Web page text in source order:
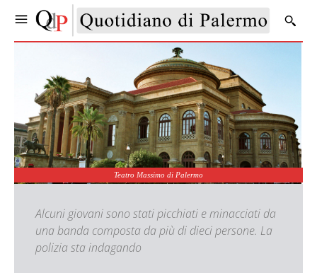
Teatro Massimo di Palermo
Alcuni giovani sono stati picchiati e minacciati da
una banda composta da più di dieci persone. La
polizia sta indagando